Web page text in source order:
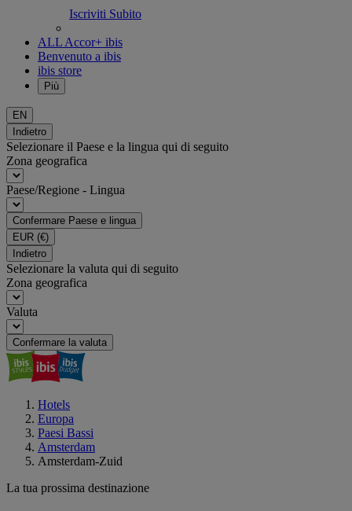
Iscriviti Subito
ALL Accor+ ibis
Benvenuto a ibis
ibis store
Più
EN
Indietro
Selezionare il Paese e la lingua qui di seguito
Zona geografica
Paese/Regione - Lingua
Confermare Paese e lingua
EUR (€)
Indietro
Selezionare la valuta qui di seguito
Zona geografica
Valuta
Confermare la valuta
Hotels
Europa
Paesi Bassi
Amsterdam
Amsterdam-Zuid
La tua prossima destinazione